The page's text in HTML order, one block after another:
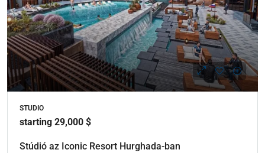
STUDIO
starting 29,000 $
Stúdió az Iconic Resort Hurghada-ban